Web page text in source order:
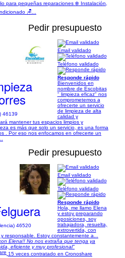
para pequeñas reparaciones ❄️ Instalación,
🪑...
Pedir presupuesto
46139
Email validado
Teléfono validado
Responde rápido
Bienvenidos en
nombre de Escobitas
" limpieza eficaz" nos
comprometemos a
ofrecerte un servicio
de limpieza de alta
calidad y
mantener tus espacios limpios y
es más que solo un servicio, es una forma
. Por eso nos enfocamos en ofrecerte un
Pedir presupuesto
46520
Email validado
Teléfono validado
Responde rápido
Hola, me llamo Elena
y estoy preparando
oposiciones, soy
trabajadora, resuelta,
extrovertida, con
responsable. Estoy constantemente a...
Elena!! No nos extraña que tenga ya
eficiente y muy profesional"
15 veces contratado en Cronoshare